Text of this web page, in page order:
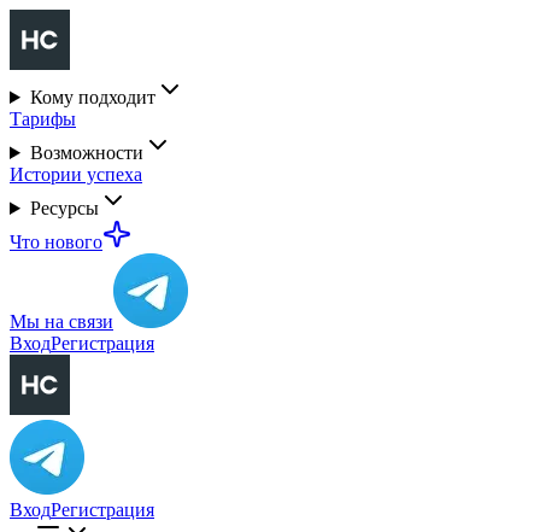
Кому подходит
Тарифы
Возможности
Истории успеха
Ресурсы
Что нового
Мы на связи
ВходРегистрация
ВходРегистрация